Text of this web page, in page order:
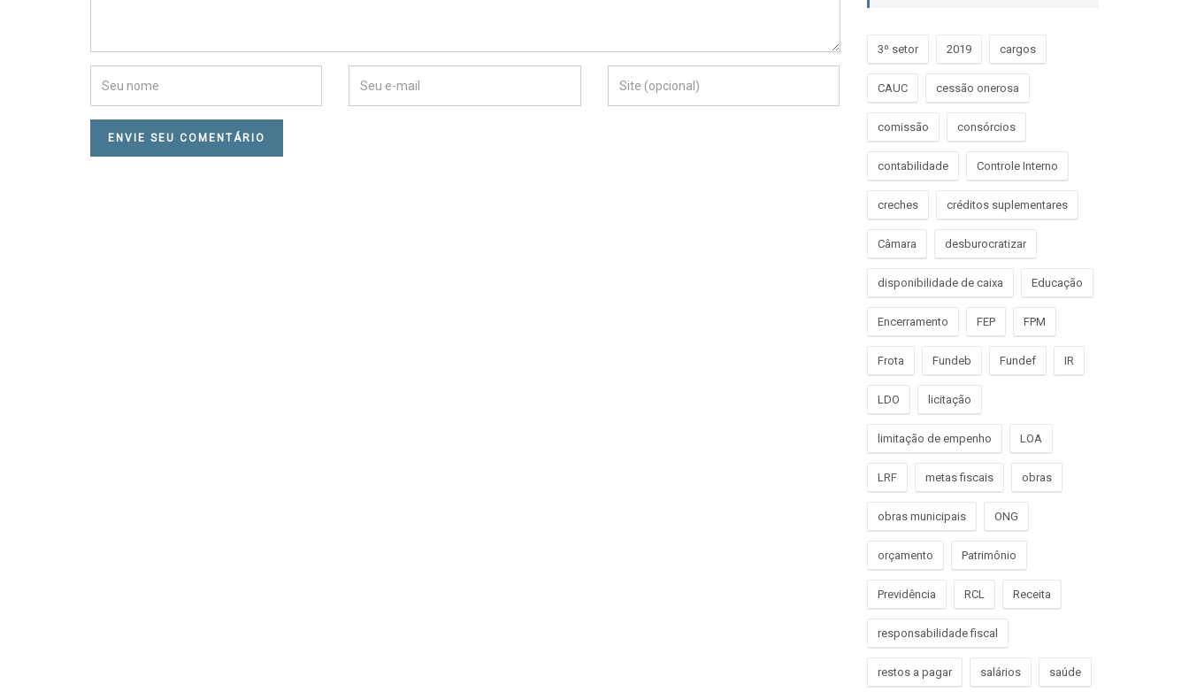
3º setor 2019 cargos
CAUC cessão onerosa
comissão consórcios
contabilidade Controle Interno
creches créditos suplementares
Câmara desburocratizar
disponibilidade de caixa Educação
Encerramento FEP FPM
Frota Fundeb Fundef IR
LDO licitação
limitação de empenho LOA
LRF metas fiscais obras
obras municipais ONG
orçamento Patrimônio
Previdência RCL Receita
responsabilidade fiscal
restos a pagar salários saúde